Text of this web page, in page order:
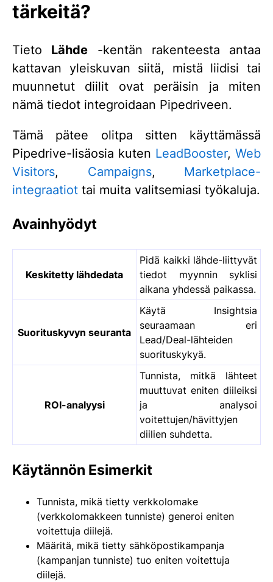
tärkeitä?
Tieto Lähde -kentän rakenteesta antaa
kattavan yleiskuvan siitä, mistä liidisi tai
muunnetut diilit ovat peräisin ja miten
nämä tiedot integroidaan Pipedriveen.
Tämä pätee olitpa sitten käyttämässä
Pipedrive-lisäosia kuten LeadBooster, Web
Visitors, Campaigns, Marketplace-
integraatiot tai muita valitsemiasi työkaluja.
Avainhyödyt
Keskitetty lähdedata
Pidä kaikki lähde-liittyvät
tiedot myynnin syklisi
aikana yhdessä paikassa.
Suorituskyvyn seuranta
Käytä Insightsia
seuraamaan eri
Lead/Deal-lähteiden
suorituskykyä.
ROI-analyysi
Tunnista, mitkä lähteet
muuttuvat eniten diileiksi
ja analysoi
voitettujen/hävittyjen
diilien suhdetta.
Käytännön Esimerkit
Tunnista, mikä tietty verkkolomake
(verkkolomakkeen tunniste) generoi eniten
voitettuja diilejä.
Määritä, mikä tietty sähköpostikampanja
(kampanjan tunniste) tuo eniten voitettuja
diilejä.